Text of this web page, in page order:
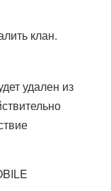
клан.
удален из